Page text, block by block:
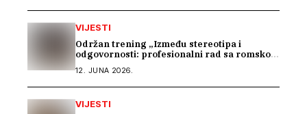
VIJESTI
Održan trening „Između stereotipa i
odgovornosti: profesionalni rad sa romskom
12. JUNA 2026.
VIJESTI